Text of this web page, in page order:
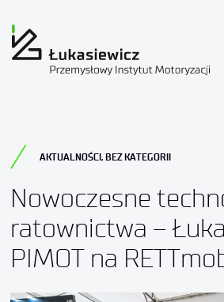
AKTUALNOŚCI, BEZ KATEGORII
Nowoczesne
ratownictwa –
PIMOT na